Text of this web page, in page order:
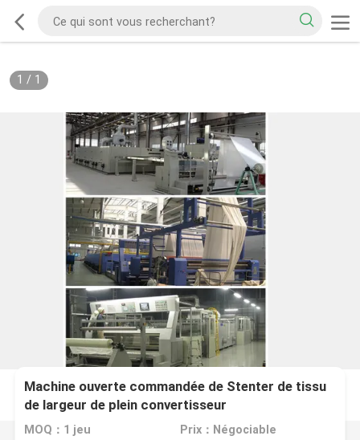
1 / 1
Machine ouverte commandée de Stenter de tissu
de largeur de plein convertisseur
MOQ：1 jeu Prix：Négociable